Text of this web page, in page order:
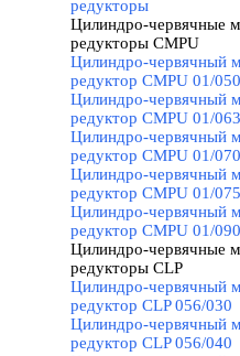
редукторы
Цилиндро-червячные
редукторы CMPU
Цилиндро-червячный
редуктор CMPU 01/050
Цилиндро-червячный
редуктор CMPU 01/063
Цилиндро-червячный
редуктор CMPU 01/070
Цилиндро-червячный
редуктор CMPU 01/075
Цилиндро-червячный
редуктор CMPU 01/090
Цилиндро-червячные
редукторы CLP
Цилиндро-червячный
редуктор CLP 056/030
Цилиндро-червячный
редуктор CLP 056/040